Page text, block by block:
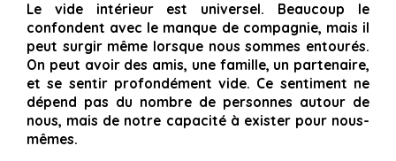
Le vide intérieur est universel. Beaucoup le
confondent avec le manque de compagnie, mais il
peut surgir même lorsque nous sommes entourés.
On peut avoir des amis, une famille, un partenaire,
et se sentir profondément vide. Ce sentiment ne
dépend pas du nombre de personnes autour de
nous, mais de notre capacité à exister pour nous-
mêmes.